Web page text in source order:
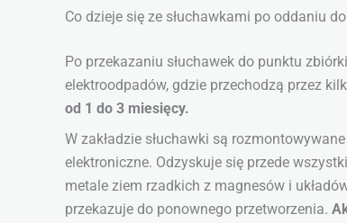
Co dzieje się ze słuchawkami po oddaniu
Po przekazaniu słuchawek do punktu
elektroodpadów, gdzie przechodzą przez
od 1 do 3 miesięcy.
W zakładzie słuchawki są
elektroniczne. Odzyskuje się przede
metale ziem rzadkich z magnesów i
przekazuje do ponownego przetworzenia.